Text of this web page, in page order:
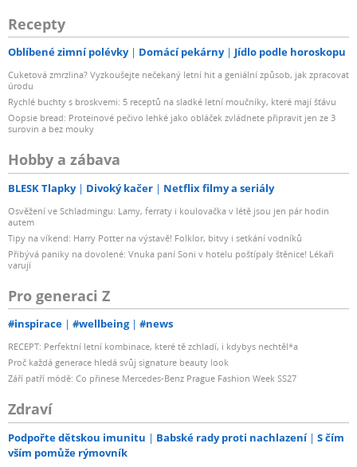
Recepty
Oblíbené zimní polévky Domácí pekárny Jídlo podle horoskopu
Cuketová zmrzlina? Vyzkoušejte nečekaný letní hit a geniální způsob, jak zpracovat
úrodu
Rychlé buchty s broskvemi: 5 receptů na sladké letní moučníky, které mají šťávu
Oopsie bread: Proteinové pečivo lehké jako obláček zvládnete připravit jen ze 3
surovin a bez mouky
Hobby a zábava
BLESK Tlapky Divoký kačer Netflix filmy a seriály
Osvěžení ve Schladmingu: Lamy, ferraty i koulovačka v létě jsou jen pár hodin
autem
Tipy na víkend: Harry Potter na výstavě! Folklor, bitvy i setkání vodníků
Přibývá paniky na dovolené: Vnuka paní Soni v hotelu poštípaly štěnice! Lékaři
varují
Pro generaci Z
#inspirace #wellbeing #news
RECEPT: Perfektní letní kombinace, které tě zchladí, i kdybys nechtěl*a
Proč každá generace hledá svůj signature beauty look
Září patří módě: Co přinese Mercedes-Benz Prague Fashion Week SS27
Zdraví
Podpořte dětskou imunitu Babské rady proti nachlazení
S čím
vším pomůže rýmovník